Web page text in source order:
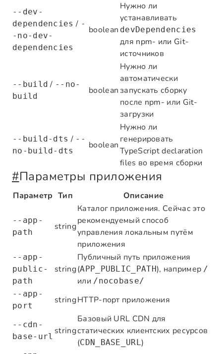
--dev-
dependencies / -
-no-dev-
dependencies
boolean
Нужно ли
устанавливать
devDependencies
для npm- или Git-
источников
--build / --no-
build
boolean
Нужно ли
автоматически
запускать сборку
после npm- или Git-
загрузки
--build-dts / --
no-build-dts
boolean
Нужно ли
генерировать
TypeScript declaration
files во время сборки
#Параметры приложения
Параметр Тип Описание
--app-
path
string
Каталог приложения. Сейчас это
рекомендуемый способ
управления локальным путём
приложения
--app-
public-
path
string
Публичный путь приложения
(APP_PUBLIC_PATH), например /
или /nocobase/
--app-
port
stringHTTP-порт приложения
--cdn-
base-url
string
Базовый URL CDN для
статических клиентских ресурсов
(CDN_BASE_URL)